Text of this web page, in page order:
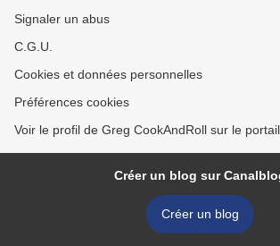
Signaler un abus
C.G.U.
Cookies et données personnelles
Préférences cookies
Voir le profil de Greg CookAndRoll sur le
Créer un blog sur
Créer un blog